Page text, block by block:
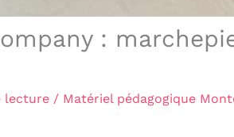
:
lecture / Matériel pédagogique